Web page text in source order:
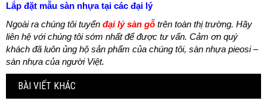
Lắp đặt mẫu sàn nhựa tại các đại lý
Ngoài ra chúng tôi tuyển đại lý sàn gỗ trên toàn thị trường. Hãy
liên hệ với chúng tôi sớm nhất để được tư vấn. Cảm ơn quý
khách đã luôn ủng hộ sản phẩm của chúng tôi, sàn nhựa pieosi –
sàn nhựa của người Việt.
BÀI VIẾT KHÁC